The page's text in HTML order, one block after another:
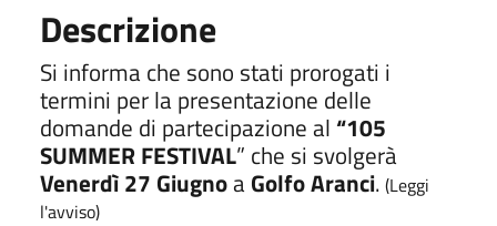
Descrizione
Si informa che sono stati prorogati i
termini per la presentazione delle
domande di partecipazione al“105
SUMMER FESTIVAL” che si svolgerà
Venerdì 27 GiugnoaGolfo Aranci. (Leggi
l'avviso)